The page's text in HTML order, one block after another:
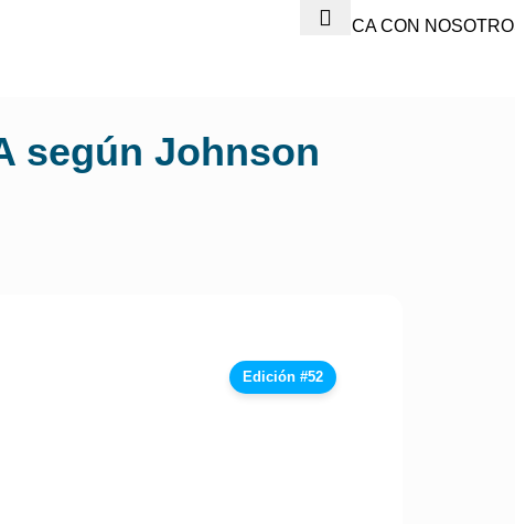
PUBLICA CON
según Johnson
Edición #52